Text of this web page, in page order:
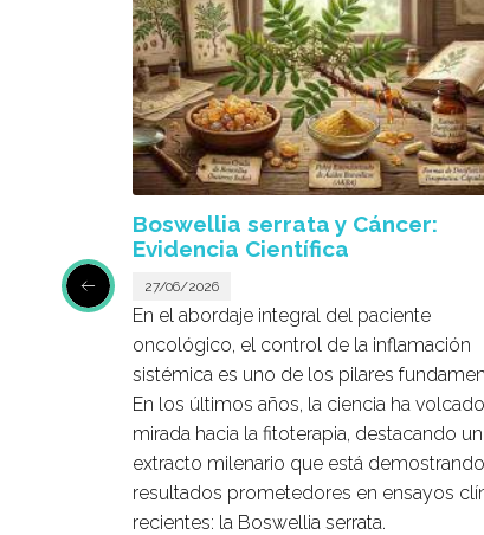
Boswellia serrata y Cáncer:
Evidencia Científica
27/06/2026
En el abordaje integral del paciente
oncológico, el control de la inflamación
sistémica es uno de los pilares
En los últimos años, la ciencia ha
mirada hacia la fitoterapia, destacando un
extracto milenario que está demostrando
resultados prometedores en ensayos
recientes: la Boswellia serrata.